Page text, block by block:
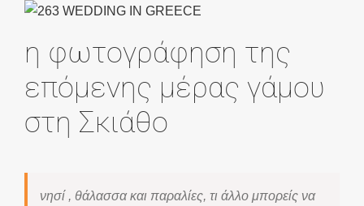
η φωτογράφηση της
επόμενης μέρας γάμου
στη Σκιάθο
νησί , θάλασσα και παραλίες, τι άλλο μπορείς να